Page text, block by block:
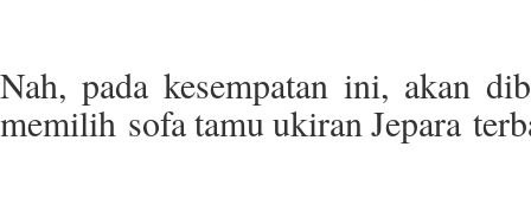
Nah, pada kesempatan ini, akan
memilih sofa tamu ukiran Jepara